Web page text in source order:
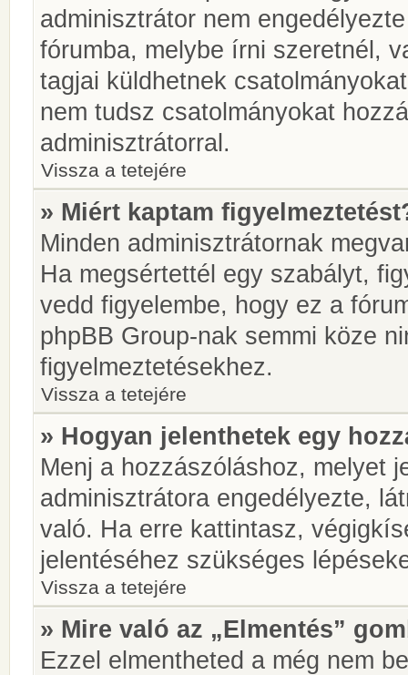
adminisztrátor nem
fórumba, melybe írni szeretnél,
tagjai küldhetnek
nem tudsz csatolmányokat
adminisztrátorral.
Vissza a tetejére
» Miért kaptam
Minden adminisztrátornak
Ha megsértettél egy szabályt,
vedd figyelembe, hogy ez a
phpBB Group-nak semmi köze
figyelmeztetésekhez.
Vissza a tetejére
» Hogyan jelenthetek egy
Menj a hozzászóláshoz, melyet
adminisztrátora engedélyezte,
való. Ha erre kattintasz,
jelentéséhez szükséges
Vissza a tetejére
» Mire való az „Elmentés”
Ezzel elmentheted a még nem